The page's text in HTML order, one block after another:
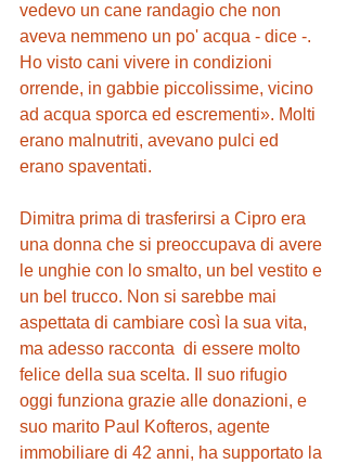
vedevo un cane randagio che non
aveva nemmeno un po' acqua - dice -.
Ho visto cani vivere in condizioni
orrende, in gabbie piccolissime, vicino
ad acqua sporca ed escrementi». Molti
erano malnutriti, avevano pulci ed
erano spaventati.
Dimitra prima di trasferirsi a Cipro era
una donna che si preoccupava di avere
le unghie con lo smalto, un bel vestito e
un bel trucco. Non si sarebbe mai
aspettata di cambiare così la sua vita,
ma adesso racconta  di essere molto
felice della sua scelta. Il suo rifugio
oggi funziona grazie alle donazioni, e
suo marito Paul Kofteros, agente
immobiliare di 42 anni, ha supportato la